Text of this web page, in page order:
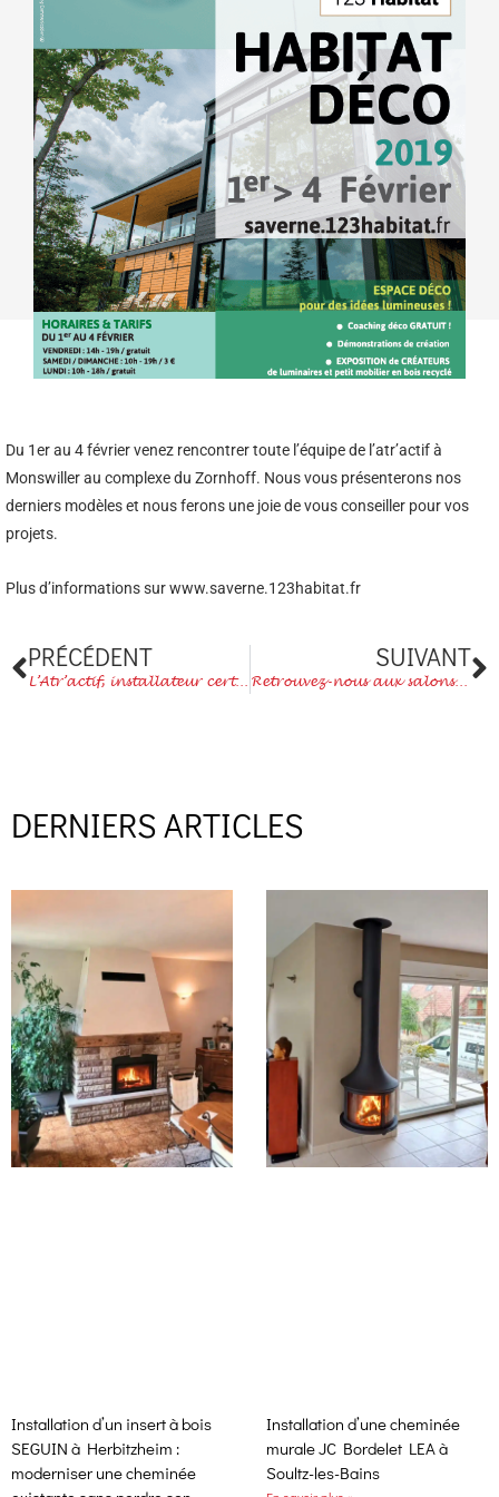
Du 1er au 4 février venez rencontrer toute l’équipe de l’atr’actif à
Monswiller au complexe du Zornhoff. Nous vous présenterons nos
derniers modèles et nous ferons une joie de vous conseiller pour vos
projets.
Plus d’informations sur www.saverne.123habitat.fr
Précédent
PRÉCÉDENT
L’Atr’actif, installateur certifié QualiBAT
SUIVANT
Retrouvez-nous aux salons de la région !
DERNIERS ARTICLES
Installation d’un insert à bois
SEGUIN à Herbitzheim :
moderniser une cheminée
Installation d’une cheminée
murale JC Bordelet LEA à
Soultz-les-Bains